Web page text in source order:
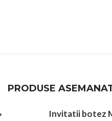
PRODUSE
Invitatii botez